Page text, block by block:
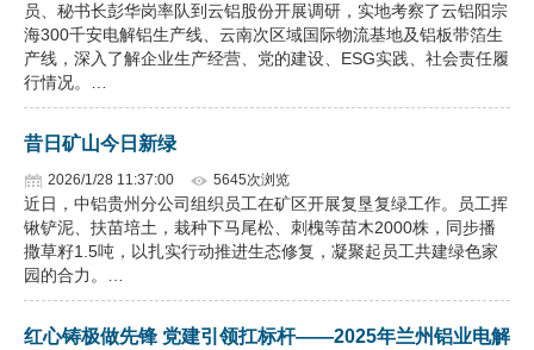
员、秘书长彭华岗率队到云铝股份开展调研，实地考察了云铝阳宗
海300千安电解铝生产线、云南次区域国际物流基地及铝板带箔生
产线，深入了解企业生产经营、党的建设、ESG实践、社会责任履
行情况。…
昔日矿山今日新绿
2026/1/28 11:37:00 5645次浏览
近日，中铝贵州分公司组织员工在矿区开展复垦复绿工作。员工挥
锹铲泥、扶苗培土，栽种下马尾松、刺槐等苗木2000株，同步播
撒草籽1.5吨，以扎实行动推进生态修复，凝聚起员工共建绿色家
园的合力。…
红心铸极做先锋 党建引领扛标杆——2025年兰州铝业电解